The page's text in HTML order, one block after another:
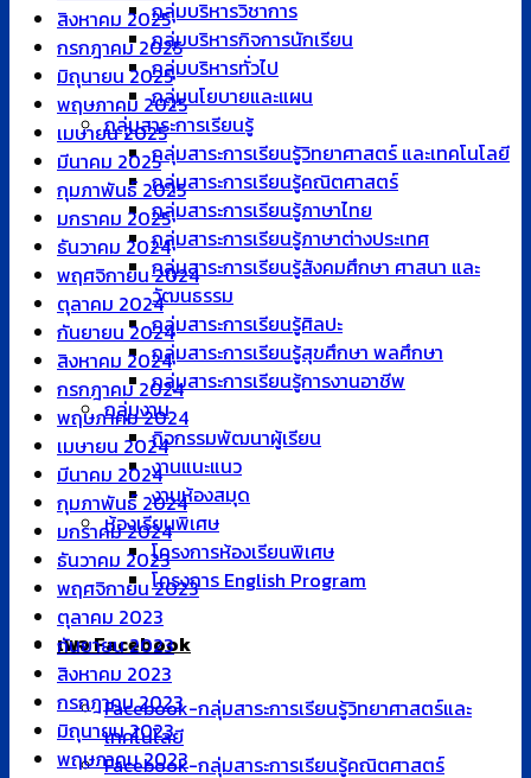
กลุ่มบริหารวิชาการ
กลุ่มบริหารกิจการนักเรียน
กลุ่มบริหารทั่วไป
กลุ่มนโยบายและแผน
กลุ่มสาระการเรียนรู้
กลุ่มสาระการเรียนรู้วิทยาศาสตร์ และเทคโนโลยี
กลุ่มสาระการเรียนรู้คณิตศาสตร์
กลุ่มสาระการเรียนรู้ภาษาไทย
กลุ่มสาระการเรียนรู้ภาษาต่างประเทศ
กลุ่มสาระการเรียนรู้สังคมศึกษา ศาสนา และ
วัฒนธรรม
กลุ่มสาระการเรียนรู้ศิลปะ
กลุ่มสาระการเรียนรู้สุขศึกษา พลศึกษา
กลุ่มสาระการเรียนรู้การงานอาชีพ
กลุ่มงาน
กิจกรรมพัฒนาผู้เรียน
งานแนะแนว
งานห้องสมุด
ห้องเรียนพิเศษ
โครงการห้องเรียนพิเศษ
โครงการ English Program
เพจ Facebook
Facebook-กลุ่มสาระการเรียนรู้วิทยาศาสตร์และ
เทคโนโลยี
Facebook-กลุ่มสาระการเรียนรู้คณิตศาสตร์
สิงหาคม 2025
กรกฎาคม 2025
มิถุนายน 2025
พฤษภาคม 2025
เมษายน 2025
มีนาคม 2025
กุมภาพันธ์ 2025
มกราคม 2025
ธันวาคม 2024
พฤศจิกายน 2024
ตุลาคม 2024
กันยายน 2024
สิงหาคม 2024
กรกฎาคม 2024
พฤษภาคม 2024
เมษายน 2024
มีนาคม 2024
กุมภาพันธ์ 2024
มกราคม 2024
ธันวาคม 2023
พฤศจิกายน 2023
ตุลาคม 2023
กันยายน 2023
สิงหาคม 2023
กรกฎาคม 2023
มิถุนายน 2023
พฤษภาคม 2023